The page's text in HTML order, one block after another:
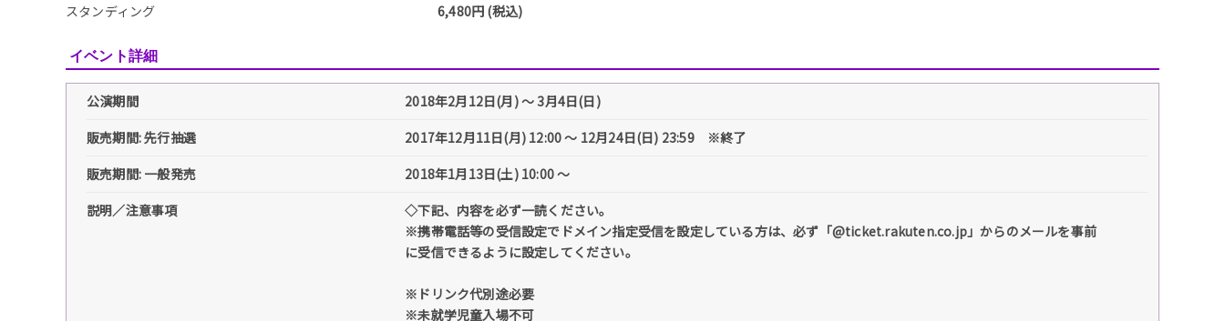
スタンディング 6,480円 (税込)
イベント詳細
公演期間
2018年2月12日(月) 〜 3月4日(日)
販売期間: 先行抽選
2017年12月11日(月) 12:00 〜 12月24日(日) 23:59 ※終了
販売期間: 一般発売
2018年1月13日(土) 10:00 〜
説明／注意事項
◇下記、内容を必ず一読ください。
※携帯電話等の受信設定でドメイン指定受信を設定している方は、必ず「@ticket.rakuten.co.jp」からのメールを事前
に受信できるように設定してください。
※ドリンク代別途必要
※未就学児童入場不可